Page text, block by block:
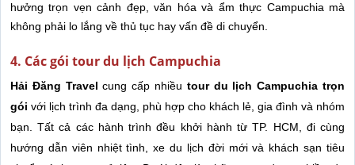
hưởng trọn vẹn cảnh đẹp, văn hóa và ẩm thực Campuchia mà
không phải lo lắng về thủ tục hay vấn đề di chuyển.
4. Các gói tour du lịch Campuchia
Hải Đăng Travel cung cấp nhiều tour du lịch Campuchia trọn
gói với lịch trình đa dạng, phù hợp cho khách lẻ, gia đình và nhóm
bạn. Tất cả các hành trình đều khởi hành từ TP. HCM, đi cùng
hướng dẫn viên nhiệt tình, xe du lịch đời mới và khách sạn tiêu